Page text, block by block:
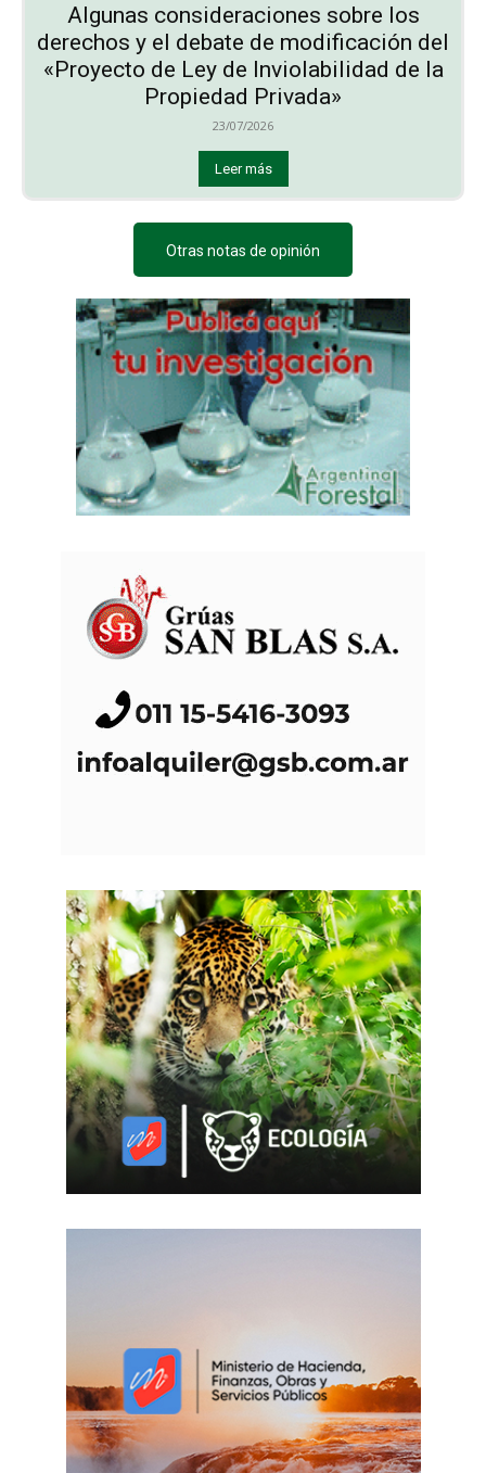
Algunas consideraciones sobre los
derechos y el debate de modificación del
«Proyecto de Ley de Inviolabilidad de la
Propiedad Privada»
23/07/2026
Leer más
Otras notas de opinión